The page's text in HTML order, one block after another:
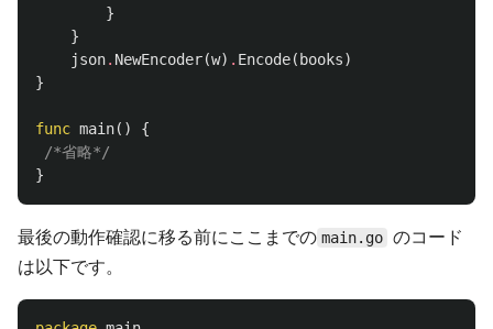
}
}
json. NewEncoder(w) . Encode( books)
}
func main()
{
/*省略*/
}
最後の動作確認に移る前にここまでの main.go のコード
は以下です。